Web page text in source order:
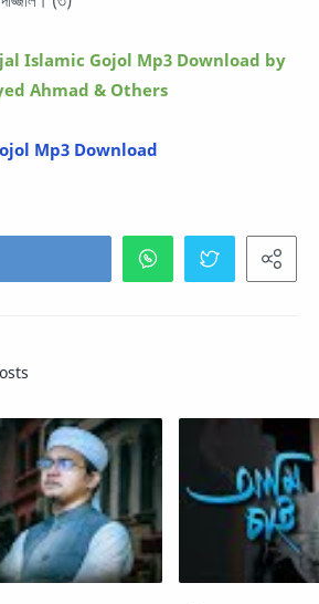
Islamic Gojol Mp3 Download by
Ahmad & Others
Mp3 Download